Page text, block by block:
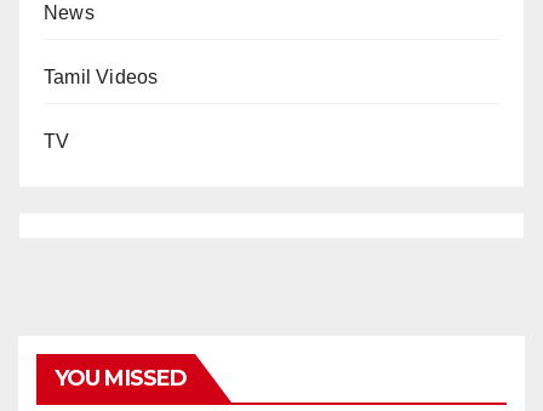
News
Tamil Videos
TV
YOU MISSED